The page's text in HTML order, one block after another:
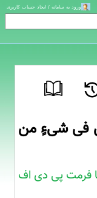
فی شیءٍ من
فرمت پی دی اف
ورود به سامانه / ایجاد حساب کاربری